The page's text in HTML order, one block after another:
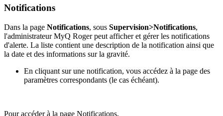
Notifications
Dans la page Notifications, sous Supervision>Notifications,
l'administrateur MyQ Roger peut afficher et gérer les notifications
d'alerte. La liste contient une description de la notification ainsi que
la date et des informations sur la gravité.
En cliquant sur une notification, vous accédez à la page des
paramètres correspondants (le cas échéant).
Pour accéder à la page Notifications,